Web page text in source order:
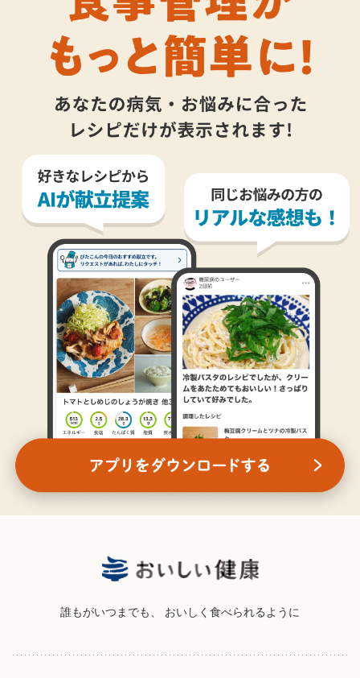
誰もがいつまでも、 おいしく食べられるように